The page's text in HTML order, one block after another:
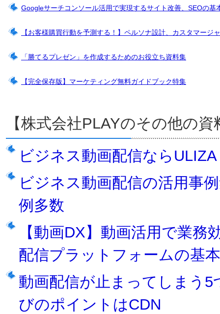
Googleサーチコンソール活用で実現するサイト改善、SEOの
【お客様購買行動を予測する！】ペルソナ設計、カスタマージ
「勝てるプレゼン」を作成するためのお役立ち資料集
【完全保存版】マーケティング無料ガイドブック特集
【株式会社PLAYのその他の資
ビジネス動画配信なら
ビジネス動画配信の活用事
例多数
【動画DX】動画活用で業
配信プラットフォームの基
動画配信が止まってしまう
びのポイントはCDN